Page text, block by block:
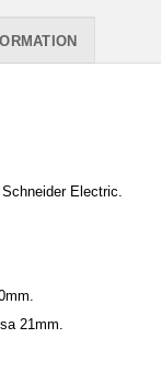
Electric.
21mm.